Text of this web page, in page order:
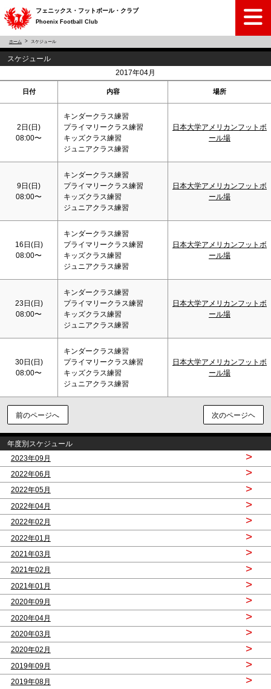
フェニックス・フットボール・クラブ
Phoenix Football Club
ホーム スケジュール
スケジュール
2017年04月
日付 内容 場所
2日(日)
08:00〜
キンダークラス練習
プライマリークラス練習
キッズクラス練習
ジュニアクラス練習
日本大学アメリカンフットボ
ール場
9日(日)
08:00〜
キンダークラス練習
プライマリークラス練習
キッズクラス練習
ジュニアクラス練習
日本大学アメリカンフットボ
ール場
16日(日)
08:00〜
キンダークラス練習
プライマリークラス練習
キッズクラス練習
ジュニアクラス練習
日本大学アメリカンフットボ
ール場
23日(日)
08:00〜
キンダークラス練習
プライマリークラス練習
キッズクラス練習
ジュニアクラス練習
日本大学アメリカンフットボ
ール場
30日(日)
08:00〜
キンダークラス練習
プライマリークラス練習
キッズクラス練習
ジュニアクラス練習
日本大学アメリカンフットボ
ール場
前のページへ 次のページヘ
年度別スケジュール
2023年09月
>
2022年06月 >
2022年05月 >
2022年04月 >
2022年02月 >
2022年01月 >
2021年03月 >
2021年02月 >
2021年01月 >
2020年09月 >
2020年04月 >
2020年03月 >
2020年02月 >
2019年09月 >
2019年08月 >